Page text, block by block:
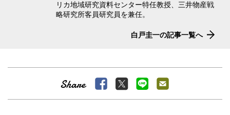
リカ地域研究資料センター特任教授、三井物産戦
略研究所客員研究員を兼任。
白戸圭一の記事一覧へ